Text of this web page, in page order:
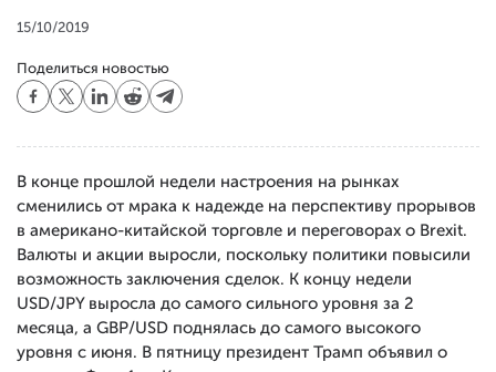
15/10/2019
Поделиться новостью
В конце прошлой недели настроения на рынках
сменились от мрака к надежде на перспективу прорывов
в американо-китайской торговле и переговорах о Brexit.
Валюты и акции выросли, поскольку политики повысили
возможность заключения сделок. К концу недели
USD/JPY выросла до самого сильного уровня за 2
месяца, а GBP/USD поднялась до самого высокого
уровня с июня. В пятницу президент Трамп объявил о